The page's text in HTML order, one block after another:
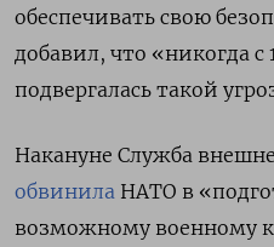
обеспечивать свою
добавил, что «никогда с
подвергалась такой
Накануне Служба
обвинила НАТО в
возможному военному